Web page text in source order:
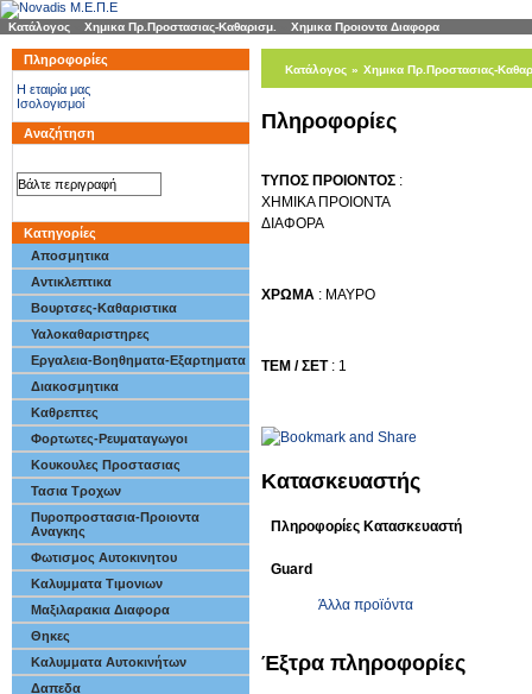
Κατάλογος Χημικα Πρ.Προστασιας-Καθαρισμ. Χημικα Προιοντα Διαφορα
Πληροφορίες
H εταιρία μας
Ισολογισμοί
Αναζήτηση
Κατηγορίες
Αποσμητικα
Αντικλεπτικα
Βουρτσες-Καθαριστικα
Υαλοκαθαριστηρες
Εργαλεια-Βοηθηματα-Εξαρτηματα
Διακοσμητικα
Καθρεπτες
Φορτωτες-Ρευματαγωγοι
Κουκουλες Προστασιας
Τασια Τροχων
Πυροπροστασια-Προιοντα
Αναγκης
Φωτισμος Αυτοκινητου
Καλυμματα Τιμονιων
Μαξιλαρακια Διαφορα
Θηκες
Καλυμματα Αυτοκινήτων
Δαπεδα
Κατάλογος » Χημικα Πρ.Προστασιας-
[(Κωδ 2130-4)]
Πληροφορίες
ΤΥΠΟΣ ΠΡΟΙΟΝΤΟΣ :
ΧΗΜΙΚΑ ΠΡΟΙΟΝΤΑ
ΔΙΑΦΟΡΑ
ΧΡΩΜΑ : MAYPO
ΤΕΜ / ΣΕΤ: 1
Κατασκευαστής
Πληροφορίες Κατασκευαστή
Guard
Άλλα προϊόντα
Έξτρα πληροφορίες